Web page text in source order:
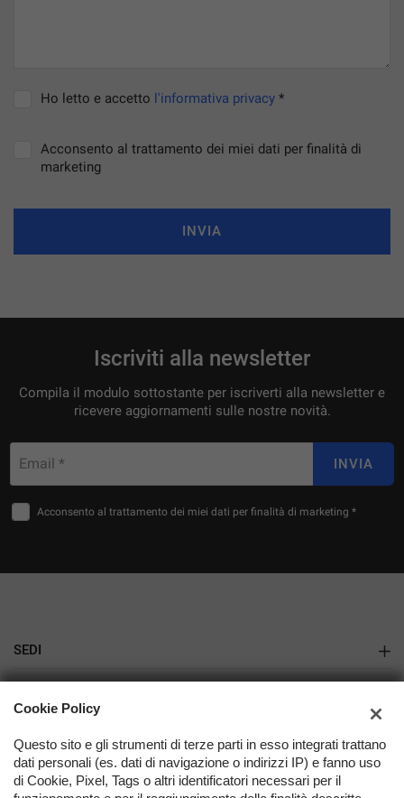
Ho letto e accetto l'informativa privacy *
Acconsento al trattamento dei miei dati per finalità di
marketing
INVIA
Iscriviti alla newsletter
Compila il modulo sottostante per iscriverti alla newsletter e
ricevere aggiornamenti sulle nostre novità.
Email * INVIA
Acconsento al trattamento dei miei dati per finalità di marketing *
SEDI
Varese
AZIENDA
Contatti
Cookie Policy
Questo sito e gli strumenti di terze parti in esso integrati trattano
dati personali (es. dati di navigazione o indirizzi IP) e fanno uso
di Cookie, Pixel, Tags o altri identificatori necessari per il